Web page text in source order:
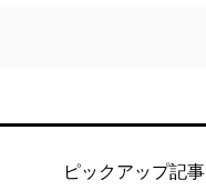
ピックアップ記事